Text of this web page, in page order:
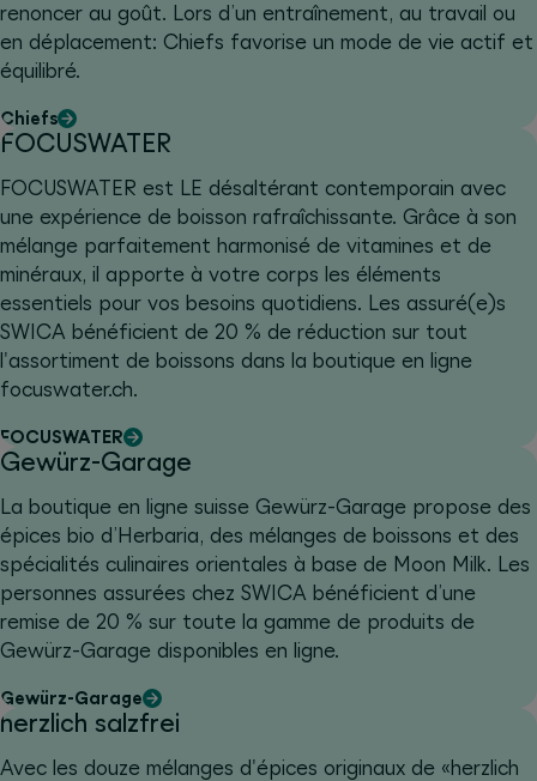
renoncer au goût. Lors d’un entraînement, au travail ou
en déplacement: Chiefs favorise un mode de vie actif et
équilibré.
Chiefs
FOCUSWATER
FOCUSWATER est LE désaltérant contemporain avec
une expérience de boisson rafraîchissante. Grâce à son
mélange parfaitement harmonisé de vitamines et de
minéraux, il apporte à votre corps les éléments
essentiels pour vos besoins quotidiens. Les assuré(e)s
SWICA bénéficient de 20 % de réduction sur tout
l'assortiment de boissons dans la boutique en ligne
focuswater.ch.
FOCUSWATER
Gewürz-Garage
La boutique en ligne suisse Gewürz-Garage propose des
épices bio d’Herbaria, des mélanges de boissons et des
spécialités culinaires orientales à base de Moon Milk. Les
personnes assurées chez SWICA bénéficient d’une
remise de 20 % sur toute la gamme de produits de
Gewürz-Garage disponibles en ligne.
Gewürz-Garage
herzlich salzfrei
Avec les douze mélanges d'épices originaux de «herzlich